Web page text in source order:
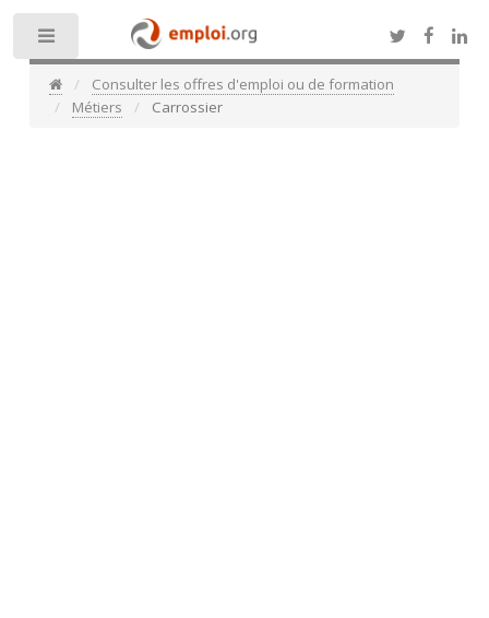
Consulter les offres d'emploi ou de formation
Métiers
Carrossier
Toggle